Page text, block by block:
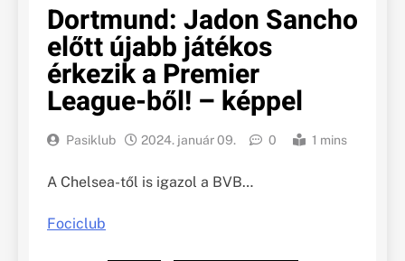
Dortmund: Jadon Sancho
előtt újabb játékos
érkezik a Premier
League-ből! – képpel
Pasiklub 2024. január 09. 0 1 mins
A Chelsea-től is igazol a BVB…
Fociclub